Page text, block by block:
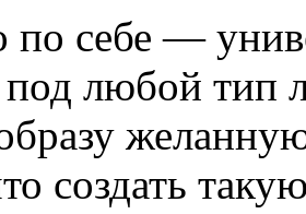
по себе —
любой тип
создать